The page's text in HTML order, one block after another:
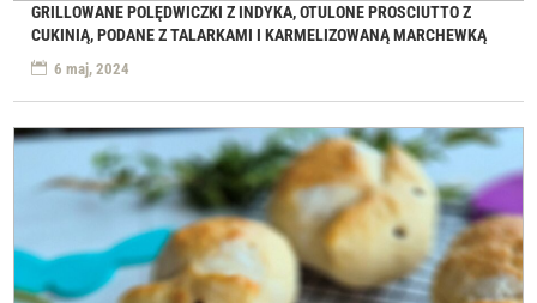
GRILLOWANE POLĘDWICZKI Z INDYKA, OTULONE PROSCIUTTO Z
CUKINIĄ, PODANE Z TALARKAMI I KARMELIZOWANĄ MARCHEWKĄ
6 maj, 2024